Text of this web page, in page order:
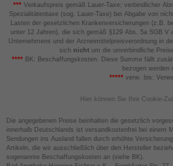
*** Verkaufspreis gemäß Lauer-Taxe; verbindlicher
Spezialitätentaxe (sog. Lauer-Taxe) bei Abgabe von
Lasten der gesetzlichen Krankenversicherungen (z.B.
unter 12 Jahren), die sich gemäß §129 Abs. 5a SGB V
Unternehmens und der Arzneimittelpreisverordnung in
sich nicht um die unverbindliche
****BK: Beschaffungskosten. Diese Summe fällt
bezogen werden
*****verw. bis:
Hier können Sie Ihre Cookie-
Die angegebenen Preise beinhalten die gesetzlich
innerhalb Deutschlands ist versandkostenfrei bei einem
Sendungen ins Ausland fallen durch erhöhte
Artikeln, die wir ausschließlich über den Hersteller
sogenannte Beschaffungskosten an (siehe BK).